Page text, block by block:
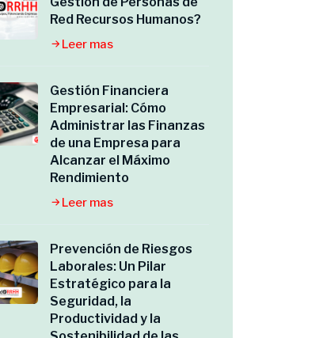
Red Recursos Humanos?
Leer mas
Gestión Financiera
Empresarial: Cómo
Administrar las Finanzas
de una Empresa para
Alcanzar el Máximo
Rendimiento
Leer mas
Prevención de Riesgos
Laborales: Un Pilar
Estratégico para la
Seguridad, la
Productividad y la